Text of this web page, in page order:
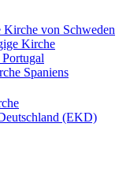
von Schweden
Kirche
Spaniens
(EKD)